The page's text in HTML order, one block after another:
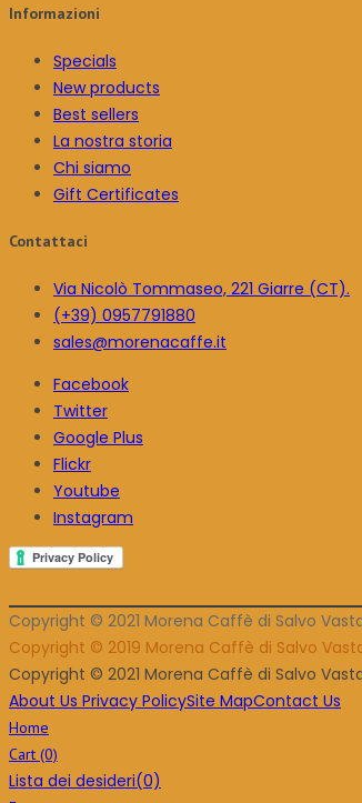
Informazioni
Specials
New products
Best sellers
La nostra storia
Chi siamo
Gift Certificates
Contattaci
Via Nicolò Tommaseo, 221 Giarre (CT).
(+39) 0957791880
sales@morenacaffe.it
Facebook
Twitter
Google Plus
Flickr
Youtube
Instagram
Copyright © 2021 Morena Caffè di Salvo
Copyright © 2019 Morena Caffè di Salvo
Copyright © 2021 Morena Caffè di Salvo
About Us Privacy PolicySite MapContact Us
Home
Cart (0)
Lista dei desideri(0)